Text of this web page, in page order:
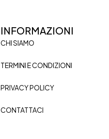
INFORMAZIONI
CHI SIAMO
TERMINI E CONDIZIONI
PRIVACY POLICY
CONTATTACI